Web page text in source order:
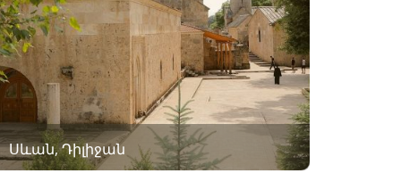
Սևան, Դիլիջան